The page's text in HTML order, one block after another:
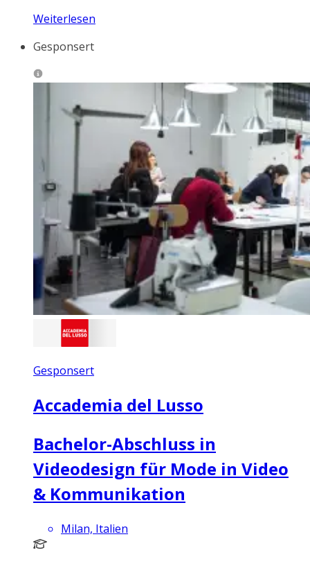
Weiterlesen
Gesponsert
Gesponsert
Accademia del Lusso
Bachelor-Abschluss in
Videodesign für Mode in Video
& Kommunikation
Milan, Italien